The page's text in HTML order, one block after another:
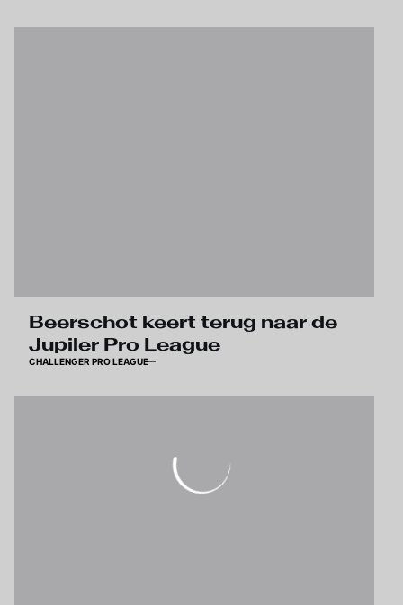
Beerschot keert terug naar de
Jupiler Pro League
CHALLENGER PRO LEAGUE